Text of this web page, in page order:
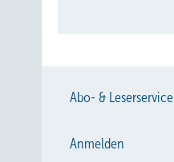
Abo- & Leserservice
Anmelden